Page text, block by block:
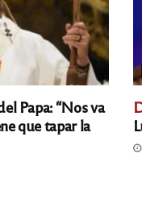
Papa: “Nos va
que tapar la